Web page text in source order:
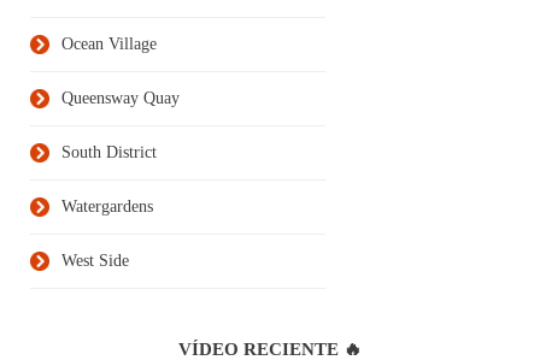
Ocean Village
Queensway Quay
South District
Watergardens
West Side
VÍDEO RECIENTE 🔥